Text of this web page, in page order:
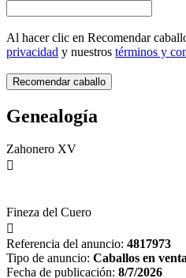
Al hacer clic en Recomendar
privacidad y nuestros términos y
Genealogía
Zahonero XV

Fineza del Cuero

Referencia del anuncio: 4817973
Tipo de anuncio: Caballos en
Fecha de publicación: 8/7/2026